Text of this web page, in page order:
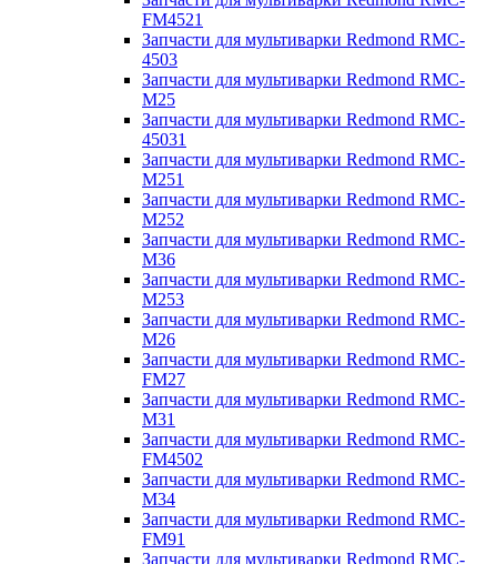
FM4521
Запчасти для мультиварки Redmond RMC-
4503
Запчасти для мультиварки Redmond RMC-
M25
Запчасти для мультиварки Redmond RMC-
45031
Запчасти для мультиварки Redmond RMC-
M251
Запчасти для мультиварки Redmond RMC-
M252
Запчасти для мультиварки Redmond RMC-
M36
Запчасти для мультиварки Redmond RMC-
M253
Запчасти для мультиварки Redmond RMC-
M26
Запчасти для мультиварки Redmond RMC-
FM27
Запчасти для мультиварки Redmond RMC-
M31
Запчасти для мультиварки Redmond RMC-
FM4502
Запчасти для мультиварки Redmond RMC-
M34
Запчасти для мультиварки Redmond RMC-
FM91
Запчасти для мультиварки Redmond RMC-